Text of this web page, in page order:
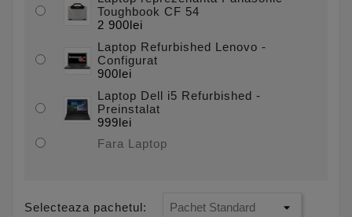
Toughbook CF 54
2 900lei
Laptop Refurbished Lenovo -
Configurat
900lei
Laptop Dell i5 Refurbished -
Preinstalat
999lei
Fara Laptop
Selecteaza pachetul: